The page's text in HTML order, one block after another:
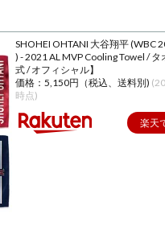
SHOHEI OHTANI 大谷翔平 (WBC
) - 2021 AL MVP Cooling Towel / タ
式 / オフィシャル】
価格：5,150円（税込、送料別)
時点)
楽天